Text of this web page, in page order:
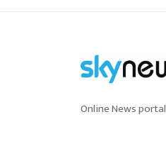
Online News portal